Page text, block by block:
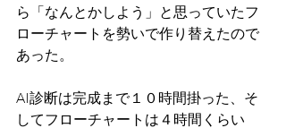
ら「なんとかしよう」と思っていたフ
ローチャートを勢いで作り替えたので
あった。
AI診断は完成まで１０時間掛った、そ
してフローチャートは４時間くらい